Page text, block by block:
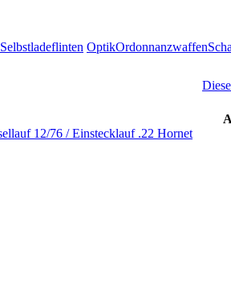
Selbstladeflinten OptikOrdonnanzwaffen